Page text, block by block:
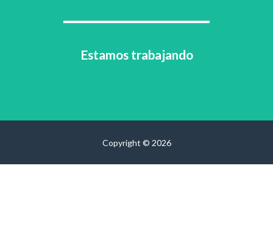
Estamos trabajando
Copyright © 2026